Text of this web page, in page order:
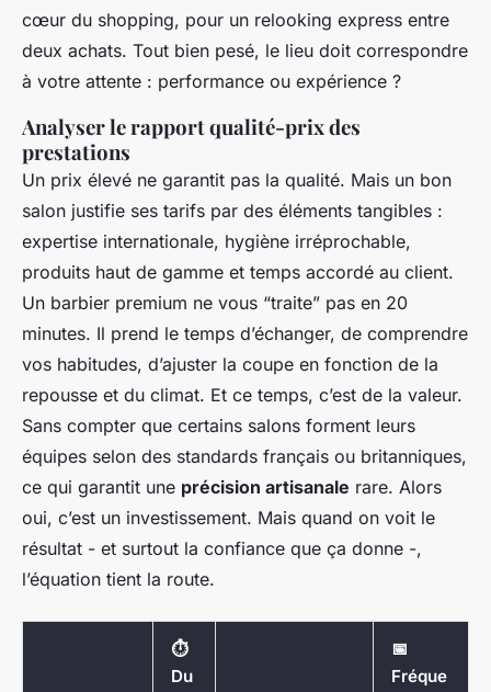
cœur du shopping, pour un relooking express entre
deux achats. Tout bien pesé, le lieu doit correspondre
à votre attente : performance ou expérience ?
Analyser le rapport qualité-prix des
prestations
Un prix élevé ne garantit pas la qualité. Mais un bon
salon justifie ses tarifs par des éléments tangibles :
expertise internationale, hygiène irréprochable,
produits haut de gamme et temps accordé au client.
Un barbier premium ne vous “traite” pas en 20
minutes. Il prend le temps d’échanger, de comprendre
vos habitudes, d’ajuster la coupe en fonction de la
repousse et du climat. Et ce temps, c’est de la valeur.
Sans compter que certains salons forment leurs
équipes selon des standards français ou britanniques,
ce qui garantit une précision artisanale rare. Alors
oui, c’est un investissement. Mais quand on voit le
résultat - et surtout la confiance que ça donne -,
l’équation tient la route.
⏱️
Du
📅
Fréque